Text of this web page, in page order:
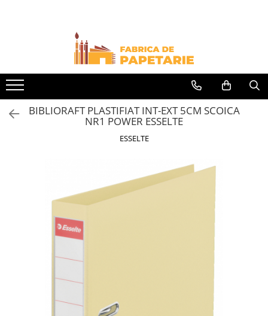
Toate Produsele
Hartie si articole din hartie
Hartie pentru copiator si cartoane
Hartie color pentru copiator
Papetarie personalizata
Bloc Notes-uri spiralizate
Plicuri personalizate
Tipizate autocopiative
Tipizate autocopiative
BIBLIORAFT PLASTIFIAT INT-EXT 5CM SCOICA
NR1 POWER ESSELTE
ESSELTE